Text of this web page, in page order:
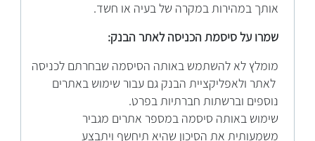
אותך במהירות במקרה של בעיה או חשד.
שמרו על סיסמת הכניסה לאתר הבנק:
מומלץ לא להשתמש באותה הסיסמה שבחרתם לכניסה
לאתר ולאפליקציית הבנק גם עבור שימוש באתרים
נוספים וברשתות חברתיות בפרט.
שימוש באותה סיסמה במספר אתרים מגביר
משמעותית את הסיכון שהיא תיחשף ויתבצע